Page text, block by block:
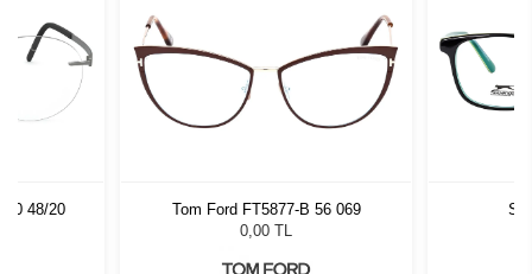
48/20
Tom Ford FT5877-B 56 069
0,00 TL